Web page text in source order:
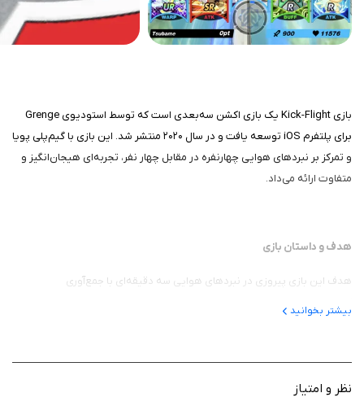
بازی Kick-Flight یک بازی اکشن سه‌بعدی است که توسط استودیوی Grenge
برای پلتفرم iOS توسعه یافت و در سال ۲۰۲۰ منتشر شد. این بازی با گیم‌پلی پویا
و تمرکز بر نبردهای هوایی چهارنفره در مقابل چهار نفر، تجربه‌ای هیجان‌انگیز و
متفاوت ارائه می‌داد.
هدف و داستان بازی
هدف این بازی پیروزی در نبردهای هوایی سه دقیقه‌ای با جمع‌آوری
کریستال‌ها رقابت می‌کنند. محیط بازی حس یک دنیای فانتزی و پرجنب‌وجوش را
منتقل می‌کند که در آن همکاری تیمی و استراتژی برای پیروزی حیاتی است.
بیشتر بخوانید
نظر و امتیاز